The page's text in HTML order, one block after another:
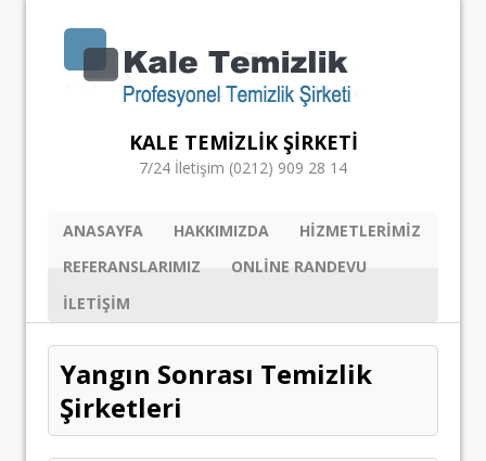
KALE TEMIZLIK ŞIRKETI
7/24 İletişim (0212) 909 28 14
ANASAYFA HAKKIMIZDA
HIZMETLERIMIZ
REFERANSLARIMIZ
ONLINE RANDEVU
ILETIŞIM
Yangın Sonrası Temizlik
Şirketleri